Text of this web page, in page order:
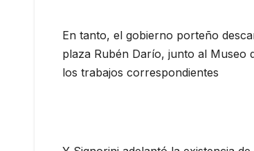
En tanto, el gobierno porteño
plaza Rubén Darío, junto al Museo
los trabajos correspondientes